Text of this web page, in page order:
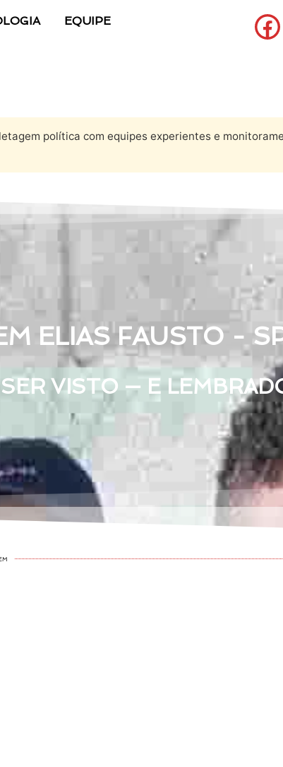
EQUIPE
política com equipes experientes e
ELIAS FAUSTO -
VISTO — E